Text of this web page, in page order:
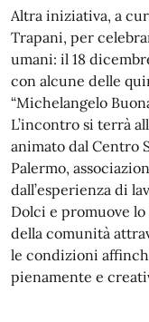
Altra iniziativa, a
Trapani, per
umani: il 18
con alcune delle
“Michelangelo
L’incontro si terrà
animato dal Centro
Palermo,
dall’esperienza di
Dolci e promuove
della comunità
le condizioni
pienamente e